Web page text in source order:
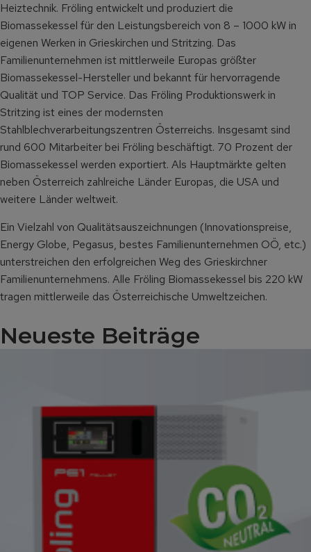
Heiztechnik. Fröling entwickelt und produziert die
Biomassekessel für den Leistungsbereich von 8 – 1000 kW in
eigenen Werken in Grieskirchen und Stritzing. Das
Familienunternehmen ist mittlerweile Europas größter
Biomassekessel-Hersteller und bekannt für hervorragende
Qualität und TOP Service. Das Fröling Produktionswerk in
Stritzing ist eines der modernsten
Stahlblechverarbeitungszentren Österreichs. Insgesamt sind
rund 600 Mitarbeiter bei Fröling beschäftigt. 70 Prozent der
Biomassekessel werden exportiert. Als Hauptmärkte gelten
neben Österreich zahlreiche Länder Europas, die USA und
weitere Länder weltweit.
Ein Vielzahl von Qualitätsauszeichnungen (Innovationspreise,
Energy Globe, Pegasus, bestes Familienunternehmen OÖ, etc.)
unterstreichen den erfolgreichen Weg des Grieskirchner
Familienunternehmens. Alle Fröling Biomassekessel bis 220 kW
tragen mittlerweile das Österreichische Umweltzeichen.
Neueste Beiträge